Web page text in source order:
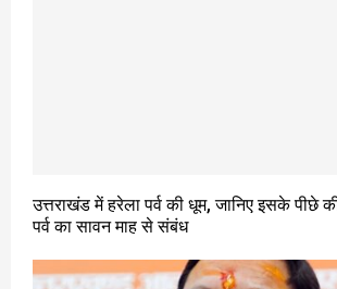
उत्तराखंड में हरेला पर्व की धूम, जानिए इसके पीछे
पर्व का सावन माह से संबंध